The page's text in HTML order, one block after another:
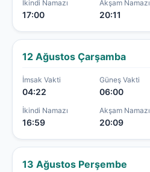
İkindi Namazı
17:00
Akşam Namazı
20:11
12 Ağustos Çarşamba
İmsak Vakti
04:22
Güneş Vakti
06:00
İkindi Namazı
16:59
Akşam Namazı
20:09
13 Ağustos Perşembe